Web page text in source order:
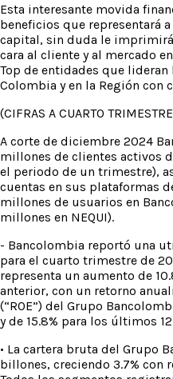
Esta interesante movida
beneficios que representará
capital, sin duda le
cara al cliente y al mercado
Top de entidades que lideran
Colombia y en la Región con
(CIFRAS A CUARTO
A corte de diciembre 2024
millones de clientes activos
el periodo de un trimestre),
cuentas en sus plataformas
millones de usuarios en
millones en NEQUI).
- Bancolombia reportó una
para el cuarto trimestre de
representa un aumento de
anterior, con un retorno
(“ROE”) del Grupo
y de 15.8% para los últimos
• La cartera bruta del Grupo
billones, creciendo 3.7% con